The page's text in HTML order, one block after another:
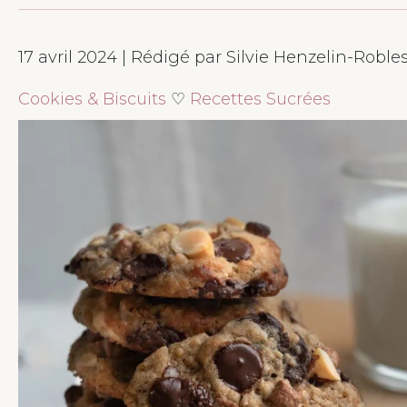
17 avril 2024 | Rédigé par Silvie Henzelin-
Cookies & Biscuits ♡ Recettes Sucrées